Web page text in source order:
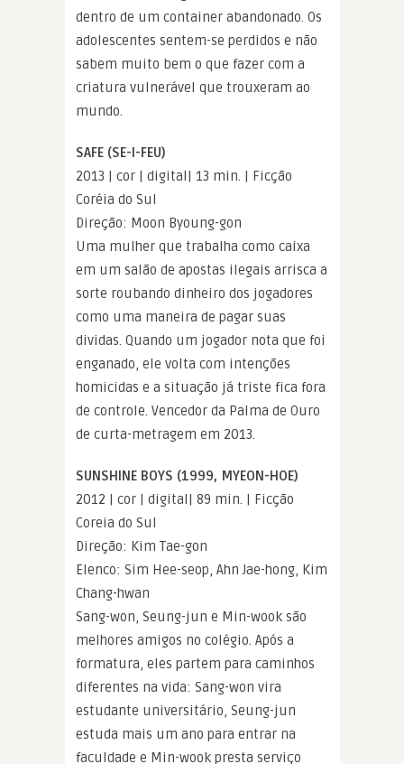
dentro de um container abandonado. Os
adolescentes sentem-se perdidos e não
sabem muito bem o que fazer com a
criatura vulnerável que trouxeram ao
mundo.
SAFE (SE-I-FEU)
2013 | cor | digital| 13 min. | Ficção
Coréia do Sul
Direção: Moon Byoung-gon
Uma mulher que trabalha como caixa
em um salão de apostas ilegais arrisca a
sorte roubando dinheiro dos jogadores
como uma maneira de pagar suas
dividas. Quando um jogador nota que foi
enganado, ele volta com intenções
homicidas e a situação já triste fica fora
de controle. Vencedor da Palma de Ouro
de curta-metragem em 2013.
SUNSHINE BOYS (1999, MYEON-HOE)
2012 | cor | digital| 89 min. | Ficção
Coreia do Sul
Direção: Kim Tae-gon
Elenco: Sim Hee-seop, Ahn Jae-hong, Kim
Chang-hwan
Sang-won, Seung-jun e Min-wook são
melhores amigos no colégio. Após a
formatura, eles partem para caminhos
diferentes na vida: Sang-won vira
estudante universitário, Seung-jun
estuda mais um ano para entrar na
faculdade e Min-wook presta serviço